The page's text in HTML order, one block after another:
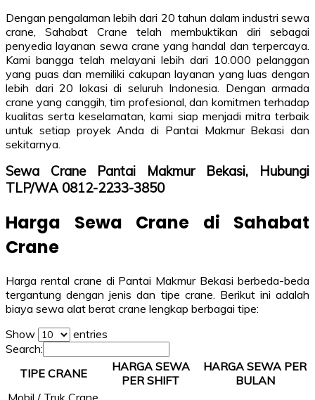
Dengan pengalaman lebih dari 20 tahun dalam industri sewa
crane, Sahabat Crane telah membuktikan diri sebagai
penyedia layanan sewa crane yang handal dan terpercaya.
Kami bangga telah melayani lebih dari 10.000 pelanggan
yang puas dan memiliki cakupan layanan yang luas dengan
lebih dari 20 lokasi di seluruh Indonesia. Dengan armada
crane yang canggih, tim profesional, dan komitmen terhadap
kualitas serta keselamatan, kami siap menjadi mitra terbaik
untuk setiap proyek Anda di Pantai Makmur Bekasi dan
sekitarnya.
Sewa Crane Pantai Makmur Bekasi, Hubungi
TLP/WA 0812-2233-3850
Harga Sewa Crane di Sahabat
Crane
Harga rental crane di Pantai Makmur Bekasi berbeda-beda
tergantung dengan jenis dan tipe crane. Berikut ini adalah
biaya sewa alat berat crane lengkap berbagai tipe:
Show
entries
Search:
TIPE CRANE
HARGA SEWA
PER SHIFT
HARGA SEWA PER
BULAN
Mobil / Truk Crane